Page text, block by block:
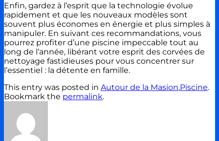
Enfin, gardez à l’esprit que la technologie évolue
rapidement et que les nouveaux modèles sont
souvent plus économes en énergie et plus simples à
manipuler. En suivant ces recommandations, vous
pourrez profiter d’une piscine impeccable tout au
long de l’année, libérant votre esprit des corvées de
nettoyage fastidieuses pour vous concentrer sur
l’essentiel : la détente en famille.
This entry was posted in Autour de la Masion,Piscine.
Bookmark the permalink.